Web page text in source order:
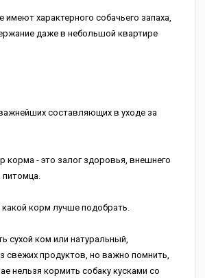
характерного собачьего запаха,
даже в небольшой квартире
составляющих в уходе за
корма - это залог здоровья, внешнего
питомца.
корм лучше подобрать.
сухой ком или натуральный,
свежих продуктов, но важно помнить,
нельзя кормить собаку кусками со